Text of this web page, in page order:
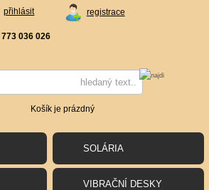
registrace
přihlásit
773 036 026
Košík je prázdný
SOLÁRIA
VIBRAČNÍ DESKY